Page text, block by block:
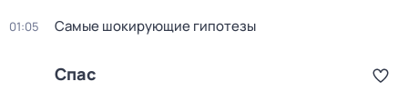
01:05 Самые шoкиpующие гипотезы
Спас